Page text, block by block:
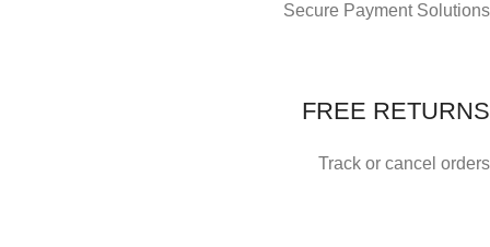
FREE RETURNS
Track or cancel orders
Secure Payment Solutions